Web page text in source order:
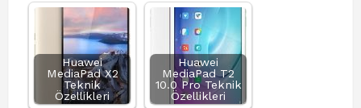
Huawei
MediaPad X2
Teknik
Özellikleri
Huawei
MediaPad T2
10.0 Pro Teknik
Özellikleri